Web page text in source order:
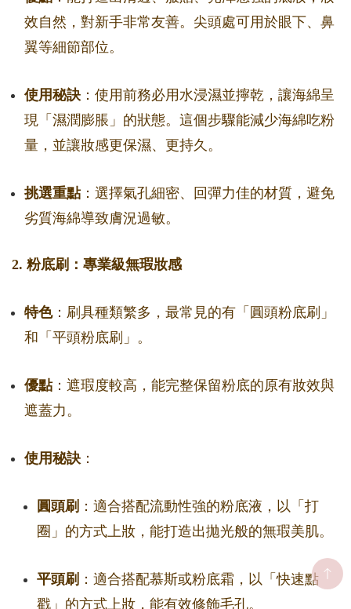
效自然，對新手非常友善。尖頭處可用於眼下、鼻
翼等細節部位。
使用秘訣 ：使用前務必用水浸濕並擰乾，讓海綿呈
現「濕潤膨脹」的狀態。這個步驟能減少海綿吃粉
量，並讓妝感更保濕、更持久。
挑選重點：選擇氣孔細密、回彈力佳的材質，避免
劣質海綿導致膚況過敏。
2. 粉底刷：專業級無瑕妝感
特色：刷具種類繁多，最常見的有「圓頭粉底刷」
和「平頭粉底刷」。
優點：遮瑕度較高，能完整保留粉底的原有妝效與
遮蓋力。
使用秘訣 ：
圓頭刷 ：適合搭配流動性強的粉底液，以「打
圈」的方式上妝，能打造出拋光般的無瑕美肌。
平頭刷 ：適合搭配慕斯或粉底霜，以「快速點
戳」的方式上妝，能有效修飾毛孔。